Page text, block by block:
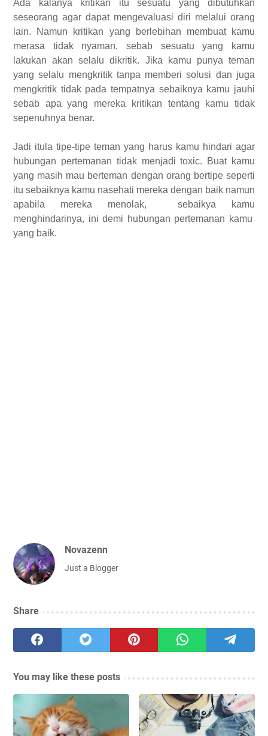
Ada kalanya kritikan itu sesuatu yang dibutuhkan
seseorang agar dapat mengevaluasi diri melalui orang
lain. Namun kritikan yang berlebihan membuat kamu
merasa tidak nyaman, sebab sesuatu yang kamu
lakukan akan selalu dikritik. Jika kamu punya teman
yang selalu mengkritik tanpa memberi solusi dan juga
mengkritik tidak pada tempatnya sebaiknya kamu jauhi
sebab apa yang mereka kritikan tentang kamu tidak
sepenuhnya benar.
Jadi itula tipe-tipe teman yang harus kamu hindari agar
hubungan pertemanan tidak menjadi toxic. Buat kamu
yang masih mau berteman dengan orang bertipe seperti
itu sebaiknya kamu nasehati mereka dengan baik namun
apabila mereka menolak, sebaikya kamu
menghindarinya, ini demi hubungan pertemanan kamu
yang baik.
Novazenn
Just a Blogger
Share
You may like these posts